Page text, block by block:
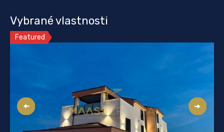
Vybrané vlastnosti
Featured